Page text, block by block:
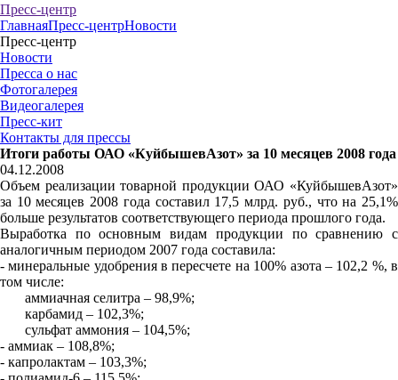
Пресс-центр
ГлавнаяПресс-центрНовости
Пресс-центр
Новости
Пресса о нас
Фотогалерея
Видеогалерея
Пресс-кит
Контакты для прессы
Итоги работы ОАО «КуйбышевАзот» за 10 месяцев 2008 года
04.12.2008
Объем реализации товарной продукции ОАО «КуйбышевАзот»
за 10 месяцев 2008 года составил 17,5 млрд. руб., что на 25,1%
больше результатов соответствующего периода прошлого года.
Выработка по основным видам продукции по сравнению с
аналогичным периодом 2007 года составила:
- минеральные удобрения в пересчете на 100% азота – 102,2 %, в
том числе:
аммиачная селитра – 98,9%;
карбамид – 102,3%;
сульфат аммония – 104,5%;
- аммиак – 108,8%;
- капролактам – 103,3%;